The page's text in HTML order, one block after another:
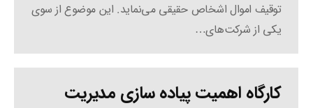
توقیف اموال اشخاص حقیقی می‌نماید. این موضوع از سوی
یکی از شرکت‌های…
کارگاه اهمیت پیاده سازی مدیریت